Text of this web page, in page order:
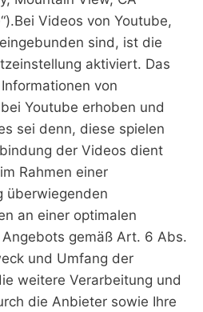
Videos von Youtube,
sind, ist die
aktiviert. Das
von
Youtube erhoben und
sei denn, diese spielen
der Videos dient
Rahmen einer
überwiegenden
an einer optimalen
gemäß Art. 6 Abs.
und Umfang der
weitere Verarbeitung und
die Anbieter sowie Ihre